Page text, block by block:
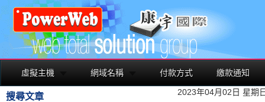
虛擬主機 網域名稱 付款方式 繳款通知
搜尋文章 2023年04月02日 星期